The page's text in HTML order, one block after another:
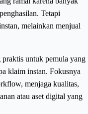
Tetapi
melainkan menjual
untuk pemula yang
klaim instan. Fokusnya
menjaga kualitas,
atau aset digital yang